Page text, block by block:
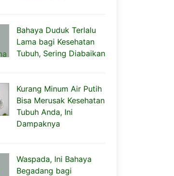
Bahaya Duduk Terlalu
Lama bagi Kesehatan
Tubuh, Sering Diabaikan
Kurang Minum Air Putih
Bisa Merusak Kesehatan
Tubuh Anda, Ini
Dampaknya
Waspada, Ini Bahaya
Begadang bagi